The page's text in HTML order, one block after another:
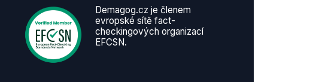
Demagog.cz je členem
evropské sítě fact-
checkingových organizací
EFCSN.